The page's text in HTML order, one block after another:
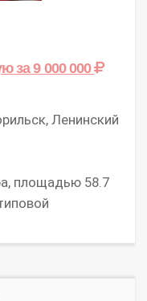
за 9 000 000
Ленинский
площадью 58.7